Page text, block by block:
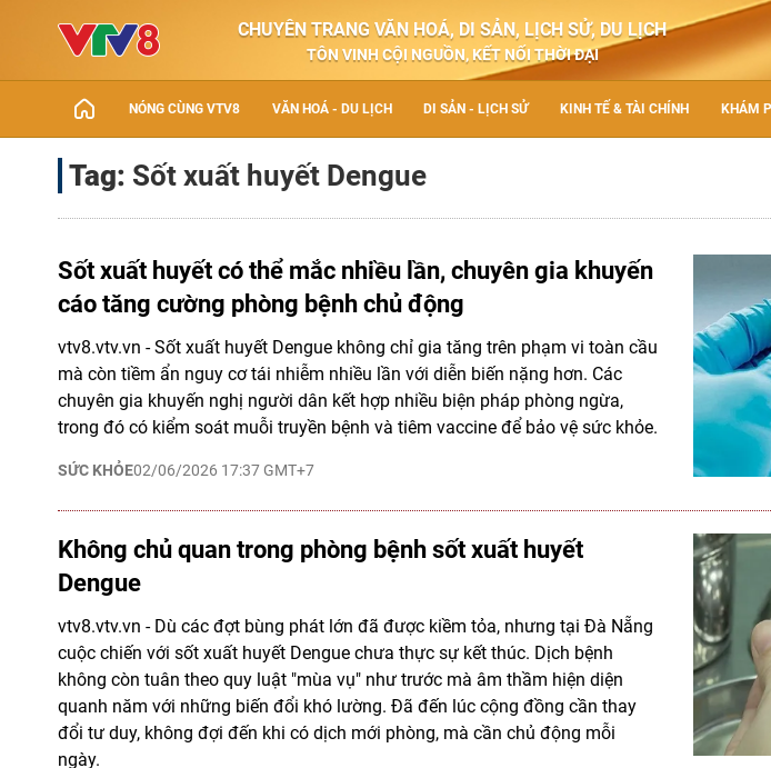
CHUYÊN TRANG VĂN HOÁ, DI SẢN, LỊCH SỬ, DU LỊCH
TÔN VINH CỘI NGUỒN, KẾT NỐI THỜI ĐẠI
NÓNG CÙNG VTV8 VĂN HOÁ - DU LỊCH DI SẢN - LỊCH SỬ KINH TẾ & TÀI CHÍNH KHÁM
Tag: Sốt xuất huyết Dengue
Sốt xuất huyết có thể mắc nhiều lần, chuyên gia khuyến
cáo tăng cường phòng bệnh chủ động
SỨC KHỎE02/06/2026 17:37 GMT+7
vtv8.vtv.vn - Sốt xuất huyết Dengue không chỉ gia tăng trên phạm vi toàn cầu
mà còn tiềm ẩn nguy cơ tái nhiễm nhiều lần với diễn biến nặng hơn. Các
chuyên gia khuyến nghị người dân kết hợp nhiều biện pháp phòng ngừa,
trong đó có kiểm soát muỗi truyền bệnh và tiêm vaccine để bảo vệ sức khỏe.
Không chủ quan trong phòng bệnh sốt xuất huyết
Dengue
vtv8.vtv.vn - Dù các đợt bùng phát lớn đã được kiềm tỏa, nhưng tại Đà Nẵng
cuộc chiến với sốt xuất huyết Dengue chưa thực sự kết thúc. Dịch bệnh
không còn tuân theo quy luật "mùa vụ" như trước mà âm thầm hiện diện
quanh năm với những biến đổi khó lường. Đã đến lúc cộng đồng cần thay
đổi tư duy, không đợi đến khi có dịch mới phòng, mà cần chủ động mỗi
ngày.